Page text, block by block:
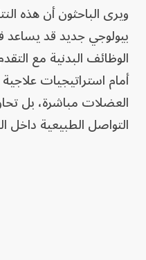
ويرى الباحثون أن هذه
بيولوجي جديد قد
الوظائف البدنية مع
أمام استراتيجيات
العضلات مباشرة، بل
التواصل الطبيعية داخل